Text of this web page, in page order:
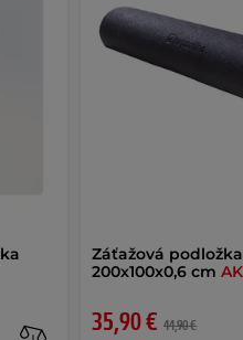
Záťažová
200x100x0,6 cm
35,90 € 44,90 €